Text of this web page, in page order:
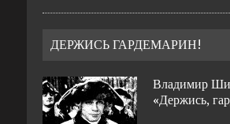
ДЕРЖИСЬ ГАРДЕМАРИН!
Владимир
«Держись,